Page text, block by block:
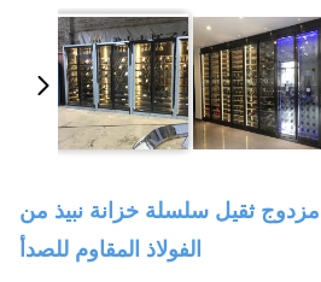
ثقيل سلسلة خزانة نبيذ من
الفولاذ المقاوم للصدأ